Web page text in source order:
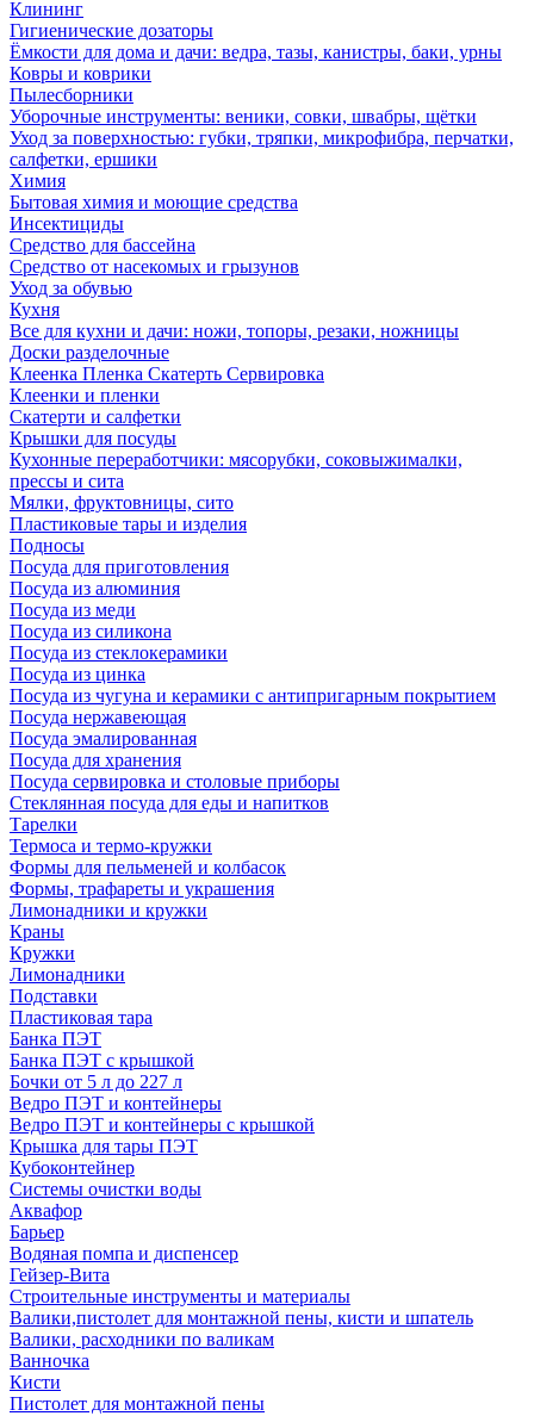
Клининг
Гигиенические дозаторы
Ёмкости для дома и дачи: ведра, тазы, канистры, баки, урны
Ковры и коврики
Пылесборники
Уборочные инструменты: веники, совки, швабры, щётки
Уход за поверхностью: губки, тряпки, микрофибра, перчатки,
салфетки, ершики
Химия
Бытовая химия и моющие средства
Инсектициды
Средство для бассейна
Средство от насекомых и грызунов
Уход за обувью
Кухня
Все для кухни и дачи: ножи, топоры, резаки, ножницы
Доски разделочные
Клеенка Пленка Скатерть Сервировка
Клеенки и пленки
Скатерти и салфетки
Крышки для посуды
Кухонные переработчики: мясорубки, соковыжималки,
прессы и сита
Мялки, фруктовницы, сито
Пластиковые тары и изделия
Подносы
Посуда для приготовления
Посуда из алюминия
Посуда из меди
Посуда из силикона
Посуда из стеклокерамики
Посуда из цинка
Посуда из чугуна и керамики с антипригарным покрытием
Посуда нержавеющая
Посуда эмалированная
Посуда для хранения
Посуда сервировка и столовые приборы
Стеклянная посуда для еды и напитков
Тарелки
Термоса и термо-кружки
Формы для пельменей и колбасок
Формы, трафареты и украшения
Лимонадники и кружки
Краны
Кружки
Лимонадники
Подставки
Пластиковая тара
Банка ПЭТ
Банка ПЭТ с крышкой
Бочки от 5 л до 227 л
Ведро ПЭТ и контейнеры
Ведро ПЭТ и контейнеры с крышкой
Крышка для тары ПЭТ
Кубоконтейнер
Системы очистки воды
Аквафор
Барьер
Водяная помпа и диспенсер
Гейзер-Вита
Строительные инструменты и материалы
Валики,пистолет для монтажной пены, кисти и шпатель
Валики, расходники по валикам
Ванночка
Кисти
Пистолет для монтажной пены